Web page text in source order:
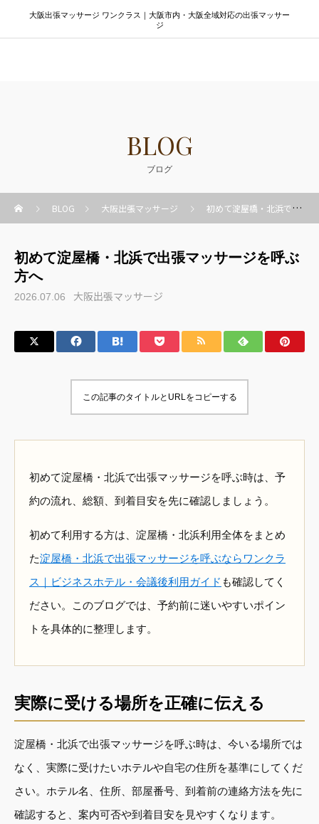
大阪出張マッサージ ワンクラス｜大阪市内・大阪全域対応の出張マッサー
ジ
BLOG
ブログ
BLOG 大阪出張マッサージ 初めて淀屋橋・北浜で出張マッサージを呼ぶ方へ
初めて淀屋橋・北浜で出張マッサージを呼ぶ
方へ
2026.07.06 大阪出張マッサージ
この記事のタイトルとURLをコピーする
初めて淀屋橋・北浜で出張マッサージを呼ぶ時は、予
約の流れ、総額、到着目安を先に確認しましょう。
初めて利用する方は、淀屋橋・北浜利用全体をまとめ
た淀屋橋・北浜で出張マッサージを呼ぶならワンクラ
ス｜ビジネスホテル・会議後利用ガイド も確認してく
ださい。このブログでは、予約前に迷いやすいポイン
トを具体的に整理します。
実際に受ける場所を正確に伝える
淀屋橋・北浜で出張マッサージを呼ぶ時は、今いる場所では
なく、実際に受けたいホテルや自宅の住所を基準にしてくだ
さい。ホテル名、住所、部屋番号、到着前の連絡方法を先に
確認すると、案内可否や到着目安を見やすくなります。